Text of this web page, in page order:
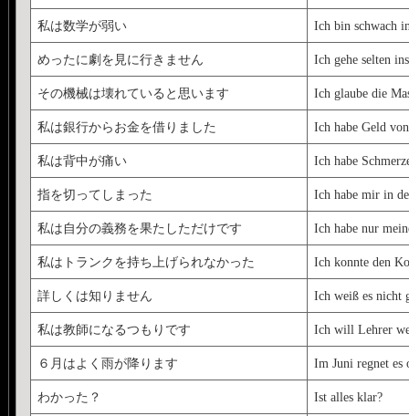
私は数学が弱い Ich bin schwach
めったに劇を見に行きません Ich gehe selten
その機械は壊れていると思います Ich glaube die
私は銀行からお金を借りました Ich habe Geld
私は背中が痛い Ich habe
指を切ってしまった Ich habe mir in
私は自分の義務を果たしただけです Ich habe nur
私はトランクを持ち上げられなかった Ich konnte den
詳しくは知りません Ich weiß es nicht
私は教師になるつもりです Ich will Lehrer
６月はよく雨が降ります Im Juni regnet es
わかった？ Ist alles klar?